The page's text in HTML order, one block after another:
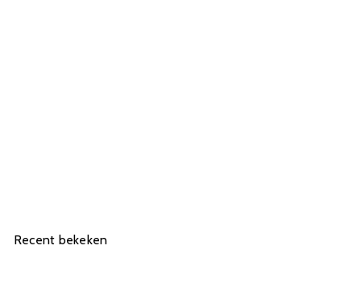
Recent bekeken